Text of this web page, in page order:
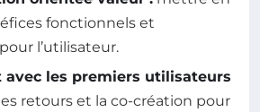
fonctionnels et
l’utilisateur.
avec les premiers utilisateurs
retours et la co-création pour